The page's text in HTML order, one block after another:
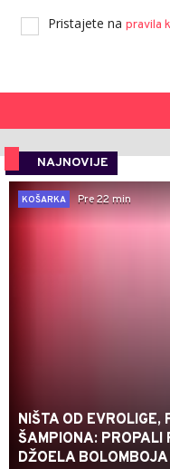
Pristajete na pravila
NAJNOVIJE
KOŠARKA
Pre 22 min
NIŠTA OD EVROLIGE,
ŠAMPIONA: PROPALI
DŽOELA BOLOMBOJA